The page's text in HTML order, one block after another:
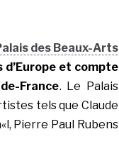
des Beaux-Arts
d’Europe et compte
France. Le Palais
tels que Claude
Pierre Paul Rubens